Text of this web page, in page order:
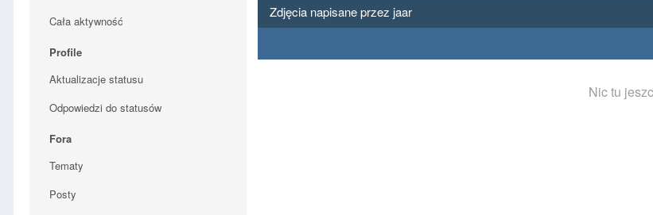
Cała aktywność
Profile
Aktualizacje statusu
Odpowiedzi do statusów
Fora
Tematy
Posty
Zdjęcia napisane przez jaar
Nic tu